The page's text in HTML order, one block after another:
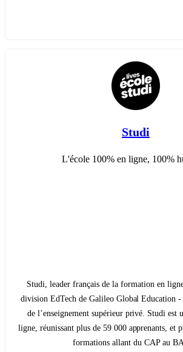
Studi
L'école 100% en ligne, 100%
Studi, leader français de la formation en
division EdTech de Galileo Global Education
de l’enseignement supérieur privé. Studi est
ligne, réunissant plus de 59 000 apprenants, et
formations allant du CAP au